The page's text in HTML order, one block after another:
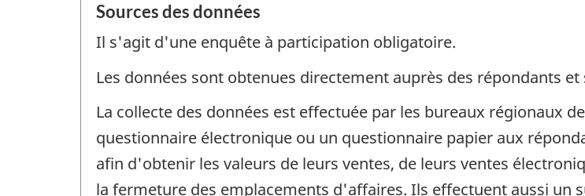
Sources des données
Il s'agit d'une enquête à participation obligatoire.
Les données sont obtenues directement auprès des répondants
La collecte des données est effectuée par les bureaux régionaux
questionnaire électronique ou un questionnaire papier aux
afin d'obtenir les valeurs de leurs ventes, de leurs ventes
la fermeture des emplacements d'affaires. Ils effectuent aussi un